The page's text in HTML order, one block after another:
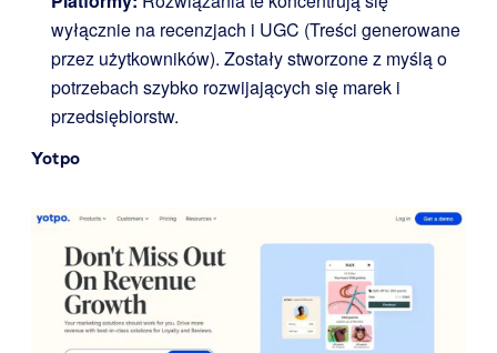
wyłącznie na recenzjach i UGC (Treści generowane
przez użytkowników). Zostały stworzone z myślą o
potrzebach szybko rozwijających się marek i
przedsiębiorstw.
Yotpo